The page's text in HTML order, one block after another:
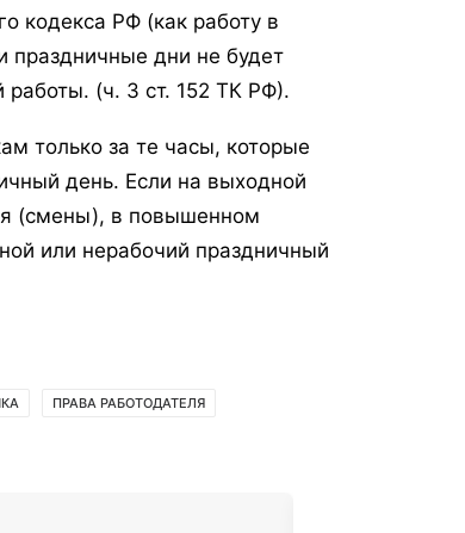
кодекса РФ (как работу в
дни не будет
работы. (ч. 3 ст. 152 ТК РФ).
только за те часы, которые
день. Если на выходной
(смены), в повышенном
или нерабочий праздничный
ПРАВА РАБОТОДАТЕЛЯ